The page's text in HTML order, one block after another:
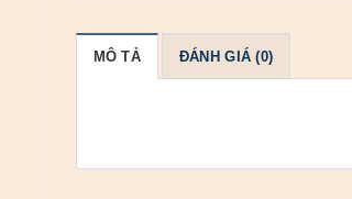
MÔ TẢ ĐÁNH GIÁ (0)